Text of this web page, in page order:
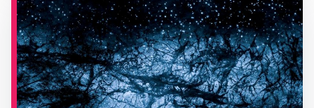
ASTRONOMIJA